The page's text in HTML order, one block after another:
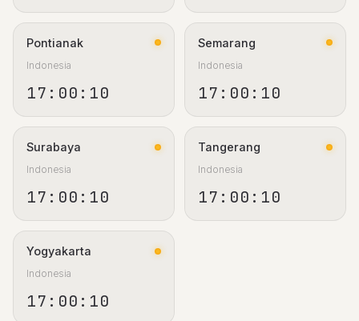
Pontianak
Indonesia
17:00:11
Semarang
Indonesia
17:00:11
Surabaya
Indonesia
17:00:11
Tangerang
Indonesia
17:00:11
Yogyakarta
Indonesia
17:00:11